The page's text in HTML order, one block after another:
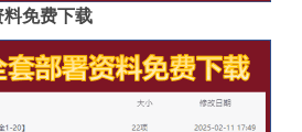
免费下载